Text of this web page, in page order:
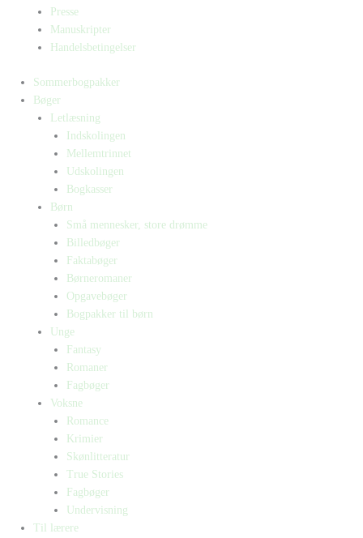
Presse
Manuskripter
Handelsbetingelser
Sommerbogpakker
Bøger
Letlæsning
Indskolingen
Mellemtrinnet
Udskolingen
Bogkasser
Børn
Små mennesker, store drømme
Billedbøger
Faktabøger
Børneromaner
Opgavebøger
Bogpakker til børn
Unge
Fantasy
Romaner
Fagbøger
Voksne
Romance
Krimier
Skønlitteratur
True Stories
Fagbøger
Undervisning
Til lærere